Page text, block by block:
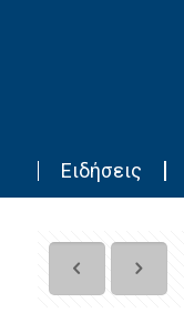
Ειδήσεις